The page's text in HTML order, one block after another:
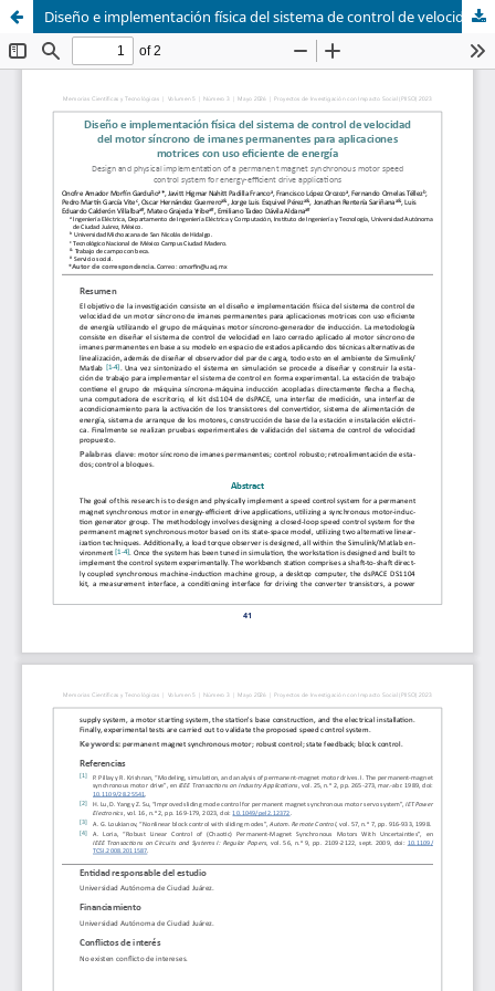
Diseño e implementación física del sistema de control de velocidad del motor síncrono de imanes permanentes para aplicaciones motrices con uso eficiente de energía